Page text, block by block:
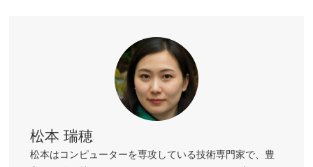
松本はコンピューターを専攻している技術専門家で、豊
富な経験を持っています。スマートフォンやタブレット